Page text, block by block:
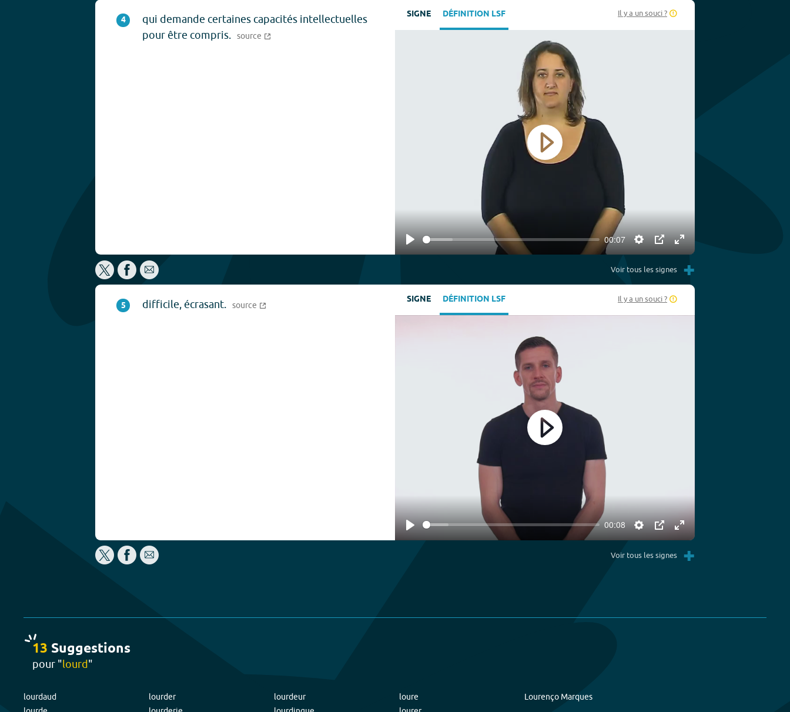
4
qui demande certaines capacités intellectuelles
pour être compris. source
SIGNE DÉFINITION LSF Il y a un souci ?
Play
00:07
Settings
PIP Enter
fullscreen
Play
Voir tous les signes +
5 difficile, écrasant. source SIGNE DÉFINITION LSF Il y a un souci ?
Play
00:08
Settings
PIP Enter
fullscreen
Play
Voir tous les signes +
13 Suggestions
pour "lourd"
lourdaud
lourder
lourdeur
loure
Lourenço Marques